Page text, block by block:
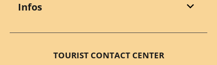
Infos
TOURIST CONTACT CENTER